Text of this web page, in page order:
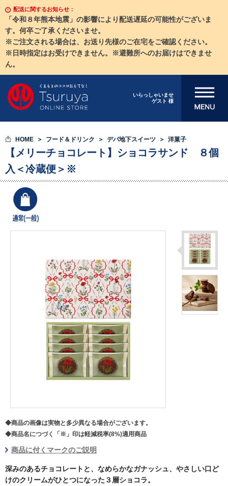
配送に関するお知らせ：
「令和８年熊本地震」の影響により配送遅延の可能性がございま
す。何卒ご了承くださいませ。
※ご注文される場合は、お送り先様のご在宅をご確認ください。
※日時指定はお受けできません。※避難所へのお届けはできませ
ん。
いらっしゃいませ
ゲスト 様
メニューを開
HOME フード＆ドリンク デパ地下スイーツ 洋菓子
【メリーチョコレート】ショコラサンド ８個
入＜冷蔵便＞※
◆商品の画像は実物と多少異なる場合がございます。
◆商品名につづく「※」印は軽減税率(8%)適用商品
商品に付くマークのご説明
深みのあるチョコレートと、なめらかなガナッシュ、やさしい口ど
けのクリームがひとつになった３層ショコラ。